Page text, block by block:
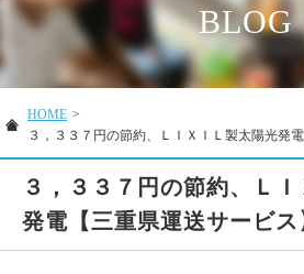
BLOG
HOME >
３，３３７円の節約、ＬＩＸＩＬ製太陽光発
３，３３７円の節約、Ｌ
発電【三重県運送サービス